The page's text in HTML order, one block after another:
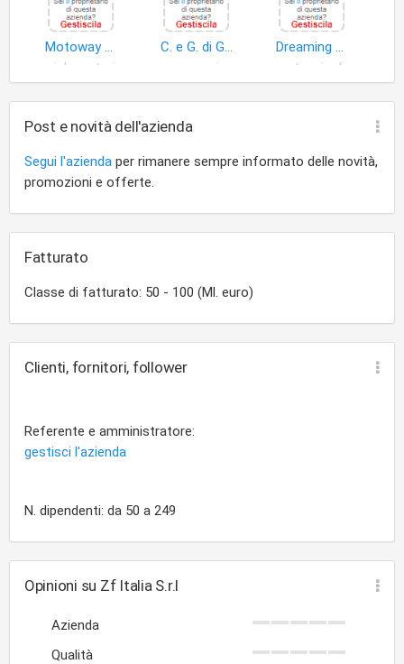
Motoway S.r.l
ciclomotori
C. e G. di Giuliano Pollesel S.a.s
Dreaming Car S.r.l
autoveicoli
Post e novità dell'azienda
Segui l'azienda per rimanere sempre informato delle novità,
promozioni e offerte.
Fatturato
Classe di fatturato: 50 - 100 (Ml. euro)
Clienti, fornitori, follower
Referente e amministratore:
gestisci l'azienda
N. dipendenti: da 50 a 249
Opinioni su Zf Italia S.r.l
Azienda
Qualità